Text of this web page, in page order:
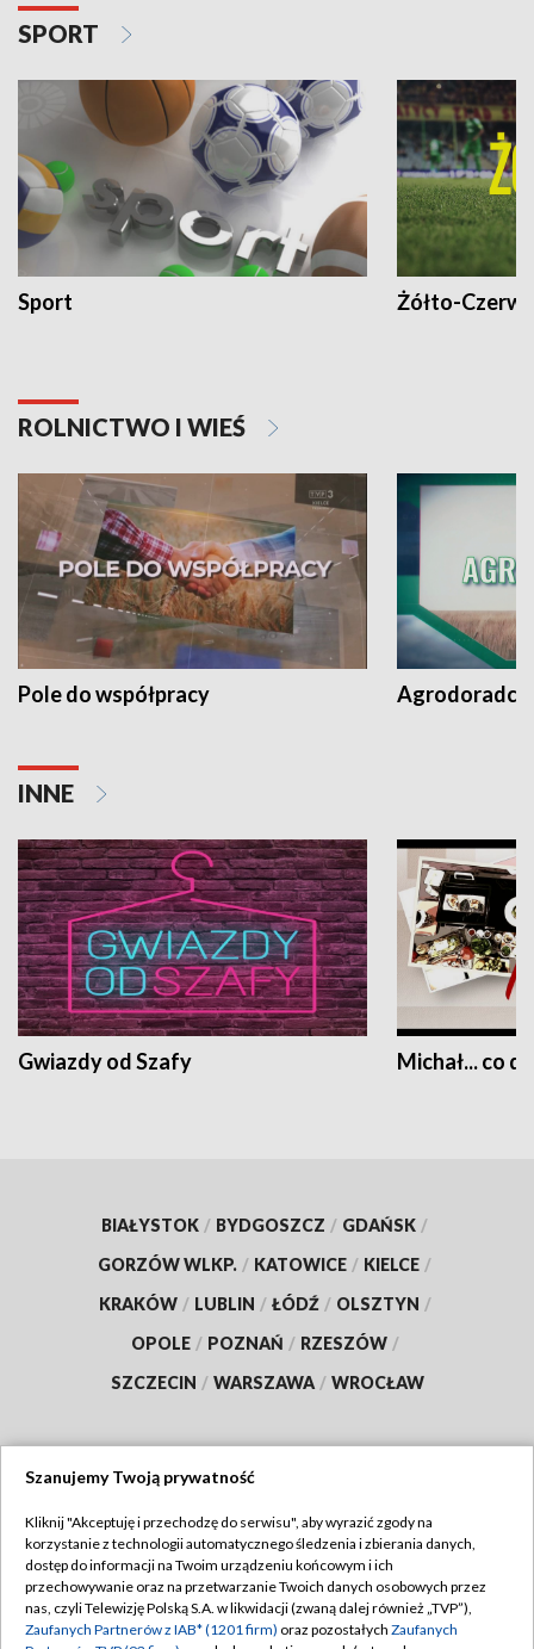
SPORT
Sport Żółto-
ROLNICTWO I WIEŚ
Pole do współpracy Agrodoradcy
INNE
Gwiazdy od Szafy Michał... co
BIAŁYSTOK / BYDGOSZCZ / GDAŃSK /
GORZÓW WLKP. / KATOWICE / KIELCE /
KRAKÓW / LUBLIN / ŁÓDŹ / OLSZTYN /
OPOLE / POZNAŃ / RZESZÓW /
SZCZECIN / WARSZAWA / WROCŁAW
TVP
Abonament TVP
Emisja w TVP
Regulamin TVP
Polityka prywatności
Szanujemy Twoją prywatność
Kliknij "Akceptuję i przechodzę do serwisu", aby wyrazić zgody na
korzystanie z technologii automatycznego śledzenia i zbierania danych,
dostęp do informacji na Twoim urządzeniu końcowym i ich
przechowywanie oraz na przetwarzanie Twoich danych osobowych przez
nas, czyli Telewizję Polską S.A. w likwidacji (zwaną dalej również „TVP”),
Zaufanych Partnerów z IAB* (1201 firm) oraz pozostałych Zaufanych